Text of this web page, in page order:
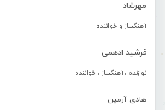
مهرشاد
آهنگساز و خواننده
فرشید ادهمی
نوازنده ، آهنگساز ، خواننده
هادی آرمین